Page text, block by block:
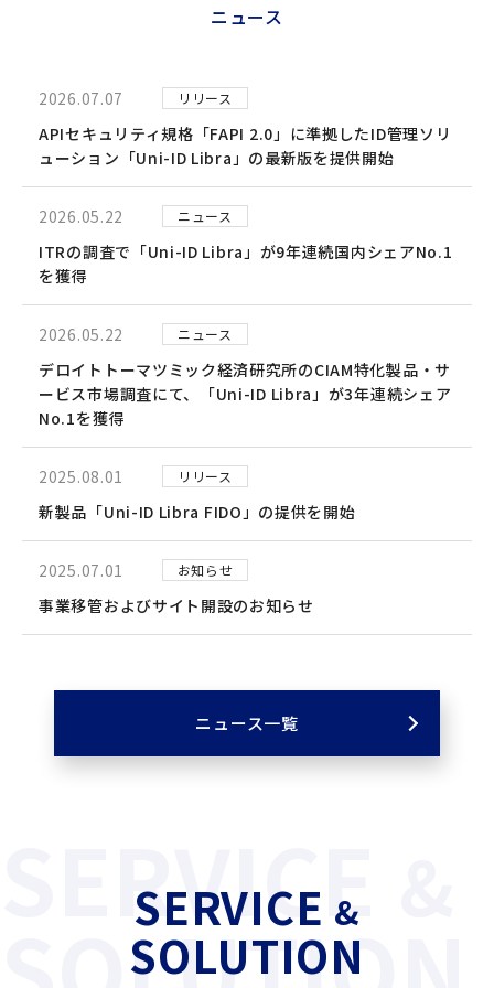
ニュース
2026.07.07 リリース
APIセキュリティ規格「FAPI 2.0」に準拠したID管理ソリ
ューション「Uni-ID Libra」の最新版を提供開始
2026.05.22 ニュース
ITRの調査で「Uni-ID Libra」が9年連続国内シェアNo.1
を獲得
2026.05.22 ニュース
デロイトトーマツミック経済研究所のCIAM特化製品・サ
ービス市場調査にて、「Uni-ID Libra」が3年連続シェア
No.1を獲得
2025.08.01 リリース
新製品「Uni-ID Libra FIDO」の提供を開始
2025.07.01 お知らせ
事業移管およびサイト開設のお知らせ
ニュース一覧
SERVICE &
SOLUTION
SERVICE